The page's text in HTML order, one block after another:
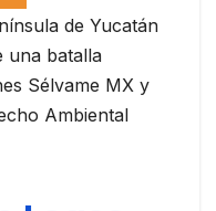
de Yucatán
una batalla
Sélvame MX y
Ambiental